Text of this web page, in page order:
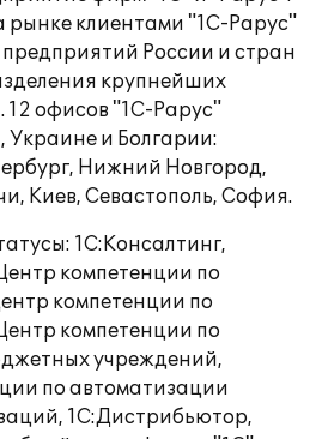
рынке клиентами "1С-Рарус"
России и стран
крупнейших
офисов "1С-Рарус"
Украине и Болгарии:
Нижний Новгород,
Киев, Севастополь, София.
1С:Консалтинг,
компетенции по
компетенции по
компетенции по
учреждений,
по автоматизации
1С:Дистрибьютор,